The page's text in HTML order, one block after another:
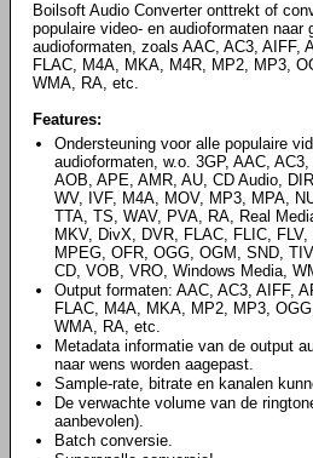
Boilsoft Audio Converter onttrekt of
populaire video- en audioformaten naar
audioformaten, zoals AAC, AC3, AIFF,
FLAC, M4A, MKA, M4R, MP2, MP3,
WMA, RA, etc.
Features:
Ondersteuning voor alle populaire
audioformaten, w.o. 3GP, AAC,
AOB, APE, AMR, AU, CD Audio,
WV, IVF, M4A, MOV, MP3, MPA,
TTA, TS, WAV, PVA, RA, Real
MKV, DivX, DVR, FLAC, FLIC,
MPEG, OFR, OGG, OGM, SND,
CD, VOB, VRO, Windows Media,
Output formaten: AAC, AC3, AIFF,
FLAC, M4A, MKA, MP2, MP3,
WMA, RA, etc.
Metadata informatie van de output
naar wens worden aagepast.
Sample-rate, bitrate en kanalen
De verwachte volume van de
aanbevolen).
Batch conversie.